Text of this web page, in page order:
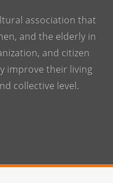
association that
and the elderly in
and citizen
improve their living
collective level.